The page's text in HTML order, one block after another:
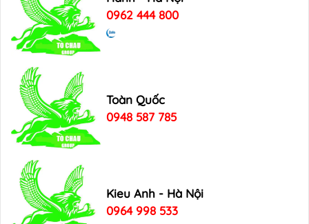
0962 444 800
Toàn Quốc
0948 587 785
Kieu Anh - Hà Nội
0964 998 533